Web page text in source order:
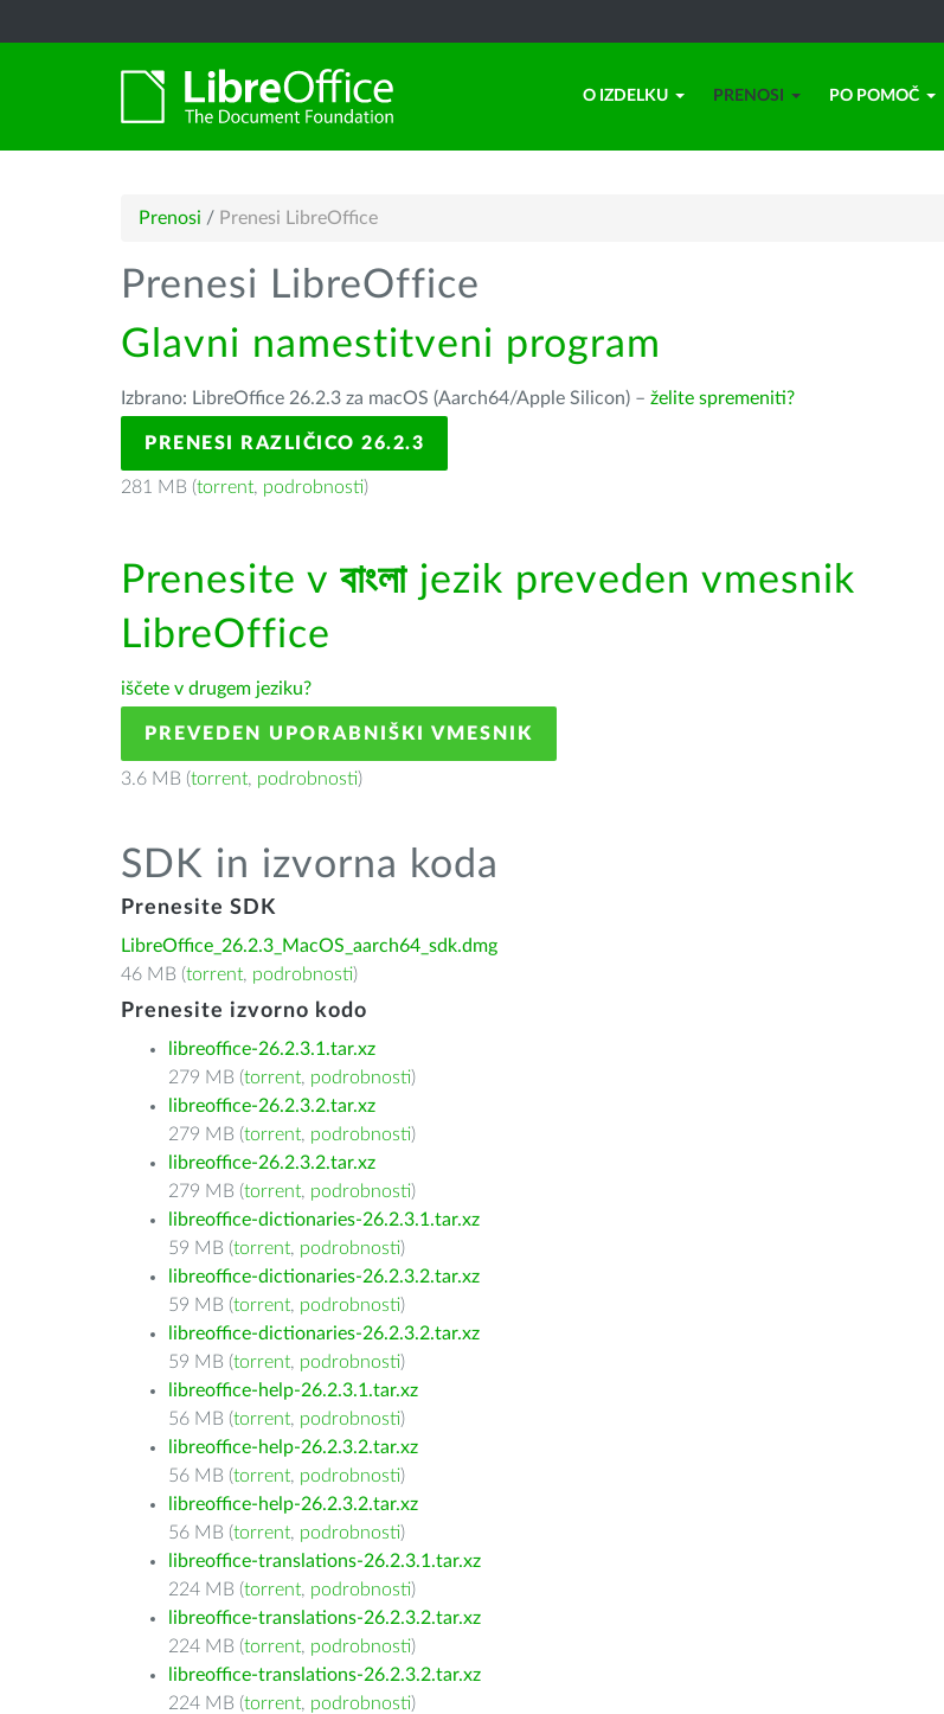
O IZDELKU PRENOSI PO POMOČ
Prenosi / Prenesi LibreOffice
Prenesi LibreOffice
Glavni namestitveni program
Izbrano: LibreOffice 26.2.3 za macOS (Aarch64/Apple Silicon) – želite spremeniti?
PRENESI RAZLIČICO 26.2.3
281 MB (torrent, podrobnosti)
Prenesite v বাংলা jezik preveden vmesnik
LibreOffice
iščete v drugem jeziku?
PREVEDEN UPORABNIŠKI VMESNIK
3.6 MB (torrent, podrobnosti)
SDK in izvorna koda
Prenesite SDK
LibreOffice_26.2.3_MacOS_aarch64_sdk.dmg
46 MB (torrent, podrobnosti)
Prenesite izvorno kodo
libreoffice-26.2.3.1.tar.xz
279 MB (torrent, podrobnosti)
libreoffice-26.2.3.2.tar.xz
279 MB (torrent, podrobnosti)
libreoffice-26.2.3.2.tar.xz
279 MB (torrent, podrobnosti)
libreoffice-dictionaries-26.2.3.1.tar.xz
59 MB (torrent, podrobnosti)
libreoffice-dictionaries-26.2.3.2.tar.xz
59 MB (torrent, podrobnosti)
libreoffice-dictionaries-26.2.3.2.tar.xz
59 MB (torrent, podrobnosti)
libreoffice-help-26.2.3.1.tar.xz
56 MB (torrent, podrobnosti)
libreoffice-help-26.2.3.2.tar.xz
56 MB (torrent, podrobnosti)
libreoffice-help-26.2.3.2.tar.xz
56 MB (torrent, podrobnosti)
libreoffice-translations-26.2.3.1.tar.xz
224 MB (torrent, podrobnosti)
libreoffice-translations-26.2.3.2.tar.xz
224 MB (torrent, podrobnosti)
libreoffice-translations-26.2.3.2.tar.xz
224 MB (torrent, podrobnosti)